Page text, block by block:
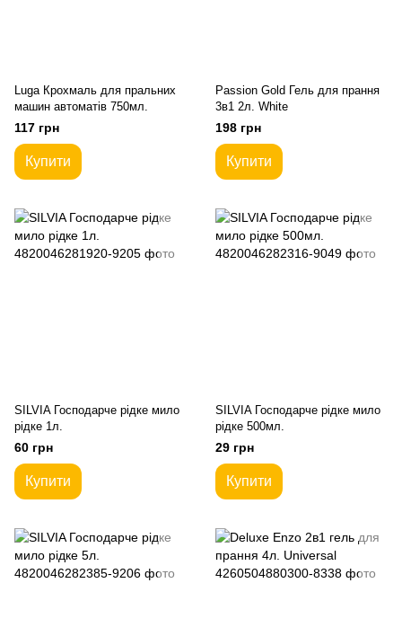
Luga Крохмаль для пральних
машин автоматів 750мл.
117 грн
Купити
Passion Gold Гель для прання
3в1 2л. White
198 грн
Купити
SILVIA Господарче рідке мило
рідке 1л.
60 грн
Купити
SILVIA Господарче рідке мило
рідке 500мл.
29 грн
Купити